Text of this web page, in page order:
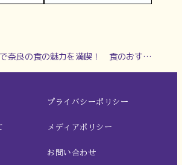
魅力を満喫！ 食のおすすめイベント「C’festa（シェフェスタ）2025」出店者一覧
プライバシーポリシー
メディアポリシー
お問い合わせ